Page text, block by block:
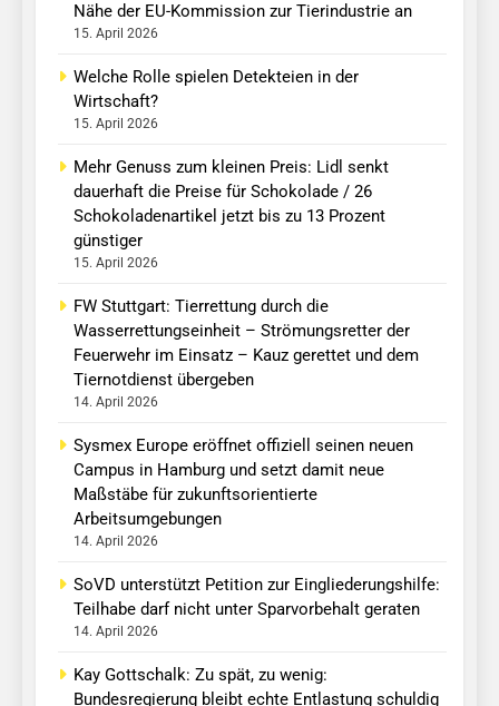
Nähe der EU-Kommission zur Tierindustrie an
15. April 2026
Welche Rolle spielen Detekteien in der
Wirtschaft?
15. April 2026
Mehr Genuss zum kleinen Preis: Lidl senkt
dauerhaft die Preise für Schokolade / 26
Schokoladenartikel jetzt bis zu 13 Prozent
günstiger
15. April 2026
FW Stuttgart: Tierrettung durch die
Wasserrettungseinheit – Strömungsretter der
Feuerwehr im Einsatz – Kauz gerettet und dem
Tiernotdienst übergeben
14. April 2026
Sysmex Europe eröffnet offiziell seinen neuen
Campus in Hamburg und setzt damit neue
Maßstäbe für zukunftsorientierte
Arbeitsumgebungen
14. April 2026
SoVD unterstützt Petition zur Eingliederungshilfe:
Teilhabe darf nicht unter Sparvorbehalt geraten
14. April 2026
Kay Gottschalk: Zu spät, zu wenig:
Bundesregierung bleibt echte Entlastung schuldig